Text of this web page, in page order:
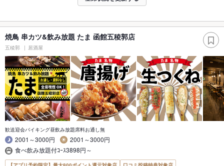
焼鳥 串カツ&飲み放題 たま 函館五稜郭店
五稜郭 居酒屋
歓送迎会バイキング昼飲み放題席料お通し無
2001～3000円
2001～3000円
食べ飲み放題付ｺｰｽ3898円～